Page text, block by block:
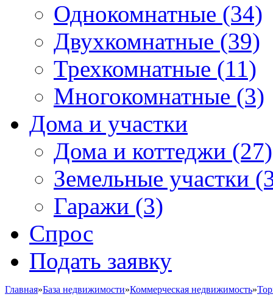
Однокомнатные (34)
Двухкомнатные (39)
Трехкомнатные (11)
Многокомнатные (3)
Дома и участки
Дома и коттеджи (27)
Земельные участки
Гаражи (3)
Спрос
Подать заявку
Главная»База недвижимости»Коммерческая недвижимость»